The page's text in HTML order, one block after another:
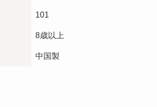
101
8歳以上
中国製